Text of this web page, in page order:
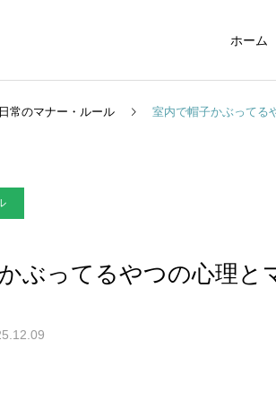
ホーム
ンディングサポート
日常のマナー・ルール 室内で帽子かぶってる
ぶってるやつの心理と